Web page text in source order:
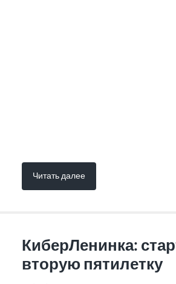
Читать далее
КиберЛенинка:
вторую пятилетку